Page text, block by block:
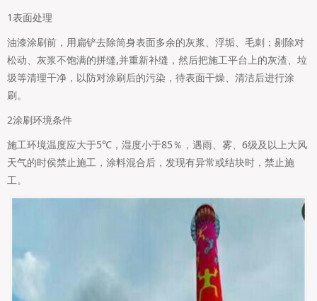
1表面处理
油漆涂刷前，用扁铲去除筒身表面多余的灰浆、浮垢、毛刺；剔除对
松动、灰浆不饱满的拼缝,并重新补缝，然后把施工平台上的灰渣、垃
圾等清理干净，以防对涂刷后的污染，待表面干燥、清洁后进行涂
刷。
2涂刷环境条件
施工环境温度应大于5℃，湿度小于85％，遇雨、雾、6级及以上大风
天气的时侯禁止施工，涂料混合后，发现有异常或结块时，禁止施
工。